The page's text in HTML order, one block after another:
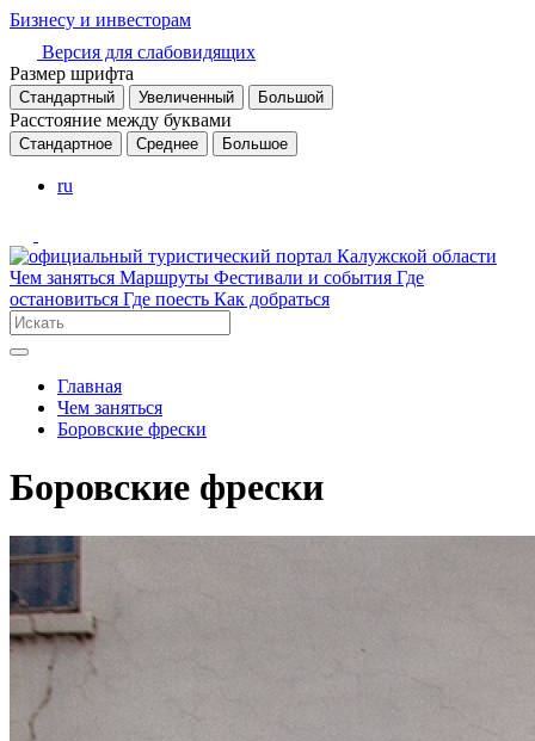
Бизнесу и инвесторам
Версия для слабовидящих
Размер шрифта
Стандартный Увеличенный Большой
Расстояние между буквами
Стандартное Среднее Большое
ru
Чем заняться Маршруты Фестивали и события Где
остановиться Где поесть Как добраться
Главная
Чем заняться
Боровские фрески
Боровские фрески